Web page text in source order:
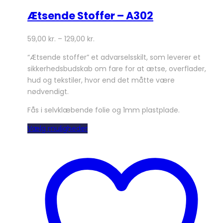
Ætsende Stoffer – A302
59,00 kr. – 129,00 kr.
“Ætsende stoffer” et advarselsskilt, som leverer et
sikkerhedsbudskab om fare for at ætse, overflader,
hud og tekstiler, hvor end det måtte være
nødvendigt.
Fås i selvklæbende folie og 1mm plastplade.
Vælg mulighederDette
flere
varianter.
Mulighederne